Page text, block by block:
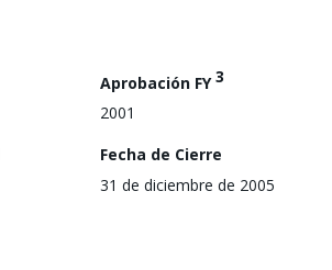
Aprobación FY3
2001
Fecha de Cierre
31 de diciembre de 2005